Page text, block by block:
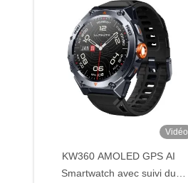
Vidéo
KW360 AMOLED GPS AI
Smartwatch avec suivi du